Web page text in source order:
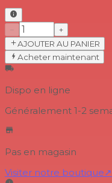
−
+
AJOUTER AU PANIER
Acheter maintenant
Dispo en ligne
Généralement 1-2
Pas en magasin
Visiter notre boutique↗